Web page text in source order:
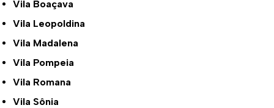
Vila Boaçava
Vila Leopoldina
Vila Madalena
Vila Pompeia
Vila Romana
Vila Sônia